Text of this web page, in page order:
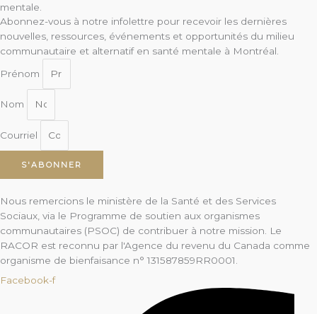
mentale.
Abonnez-vous à notre infolettre pour recevoir les dernières
nouvelles, ressources, événements et opportunités du milieu
communautaire et alternatif en santé mentale à Montréal.
Prénom
Nom
Courriel
S'ABONNER
Nous remercions le ministère de la Santé et des Services
Sociaux, via le Programme de soutien aux organismes
communautaires (PSOC) de contribuer à notre mission. Le
RACOR est reconnu par l'Agence du revenu du Canada comme
organisme de bienfaisance n° 131587859RR0001.
Facebook-f